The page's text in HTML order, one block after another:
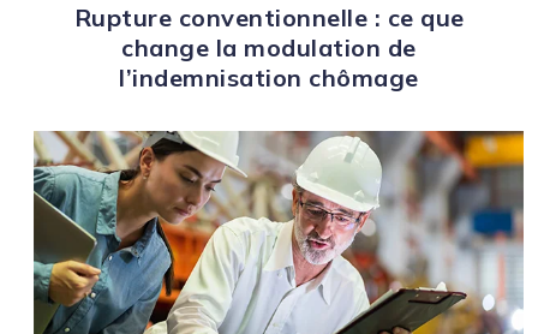
Rupture conventionnelle : ce que
change la modulation de
l’indemnisation chômage